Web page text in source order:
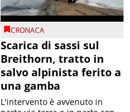
CRONACA
Scarica di sassi sul
Breithorn, tratto in
salvo alpinista ferito a
una gamba
L'intervento è avvenuto in